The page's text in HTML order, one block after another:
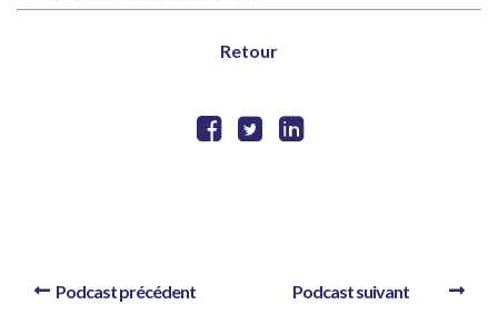
Retour
Podcast précédent Podcast suivant